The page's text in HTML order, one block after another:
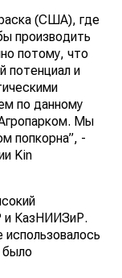
(США), где
производить
потому, что
потенциал и
по данному
Мы
попкорна”, -
Kin
и КазНИИЗиР.
было